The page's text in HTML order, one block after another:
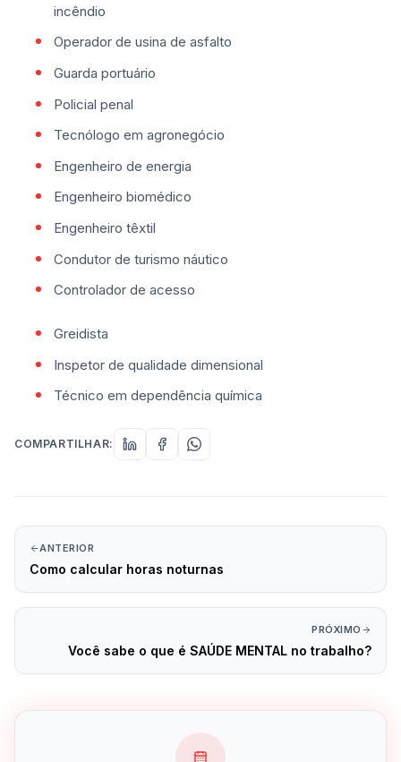
incêndio
Operador de usina de asfalto
Guarda portuário
Policial penal
Tecnólogo em agronegócio
Engenheiro de energia
Engenheiro biomédico
Engenheiro têxtil
Condutor de turismo náutico
Controlador de acesso
Greidista
Inspetor de qualidade dimensional
Técnico em dependência química
COMPARTILHAR:
ANTERIOR
Como calcular horas noturnas
PRÓXIMO
Você sabe o que é SAÚDE MENTAL no trabalho?